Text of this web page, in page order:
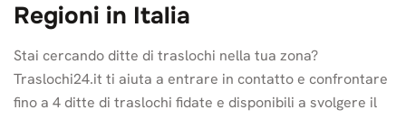
Regioni in Italia
Stai cercando ditte di traslochi nella tua zona?
Traslochi24.it ti aiuta a entrare in contatto e confrontare
fino a 4 ditte di traslochi fidate e disponibili a svolgere il